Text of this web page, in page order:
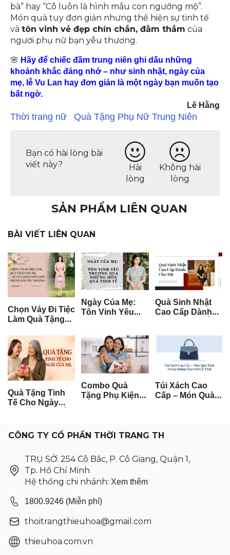
bà” hay “Cô luôn là hình mẫu con ngưỡng mộ”.
Món quà tuy đơn giản nhưng thể hiện sự tinh tế
và tôn vinh vẻ đẹp chín chắn, đằm thắm của
người phụ nữ bạn yêu thương.
🌸 Hãy để chiếc đầm trung niên ghi dấu những
khoảnh khắc đáng nhớ – như sinh nhật, ngày của
mẹ, lễ Vu Lan hay đơn giản là một ngày bạn muốn tạo
bất ngờ.
Lê Hằng
Thời trang nữ Quà Tặng Phụ Nữ Trung Niên
Bạn có hài lòng bài
viết này?
Hài
lòng
Không hài
lòng
SẢN PHẨM LIÊN QUAN
BÀI VIẾT LIÊN QUAN
Chọn Váy Đi Tiệc
Làm Quà Tặng
Lựa Chọn Đơn
Giản Nhưng Đầy
Yêu Thương
Ngày Của Mẹ:
Tôn Vinh Yêu
Tinh Tế
Quà Sinh Nhật
Cao Cấp Dành
Nghĩa Nhất
Quà Tặng Tinh
Tế Cho Ngày
Cảm Xúc
Combo Quà
Tặng Phụ Kiện
Dịp
Túi Xách Cao
Cấp – Món Quà
CÔNG TY CỔ PHẦN THỜI TRANG TH
TRỤ SỞ: 254 Cô Bắc, P. Cô Giang, Quận 1,
Tp. Hồ Chí Minh
Hệ thống chi nhánh: Xem thêm
1800.9246 (Miễn phí)
thoitrangthieuhoa@gmail.com
thieuhoa.com.vn